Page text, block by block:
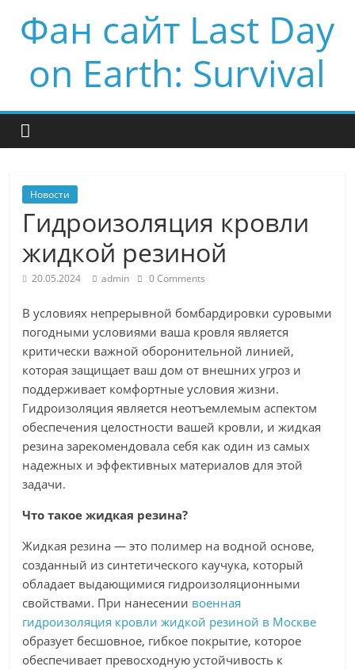
Фан сайт Last Day
on Earth: Survival
Новости
Гидроизоляция кровли
жидкой резиной
20.05.2024 admin 0 Comments
В условиях непрерывной бомбардировки суровыми
погодными условиями ваша кровля является
критически важной оборонительной линией,
которая защищает ваш дом от внешних угроз и
поддерживает комфортные условия жизни.
Гидроизоляция является неотъемлемым аспектом
обеспечения целостности вашей кровли, и жидкая
резина зарекомендовала себя как один из самых
надежных и эффективных материалов для этой
задачи.
Что такое жидкая резина?
Жидкая резина — это полимер на водной основе,
созданный из синтетического каучука, который
обладает выдающимися гидроизоляционными
свойствами. При нанесении военная
гидроизоляция кровли жидкой резиной в Москве
образует бесшовное, гибкое покрытие, которое
обеспечивает превосходную устойчивость к